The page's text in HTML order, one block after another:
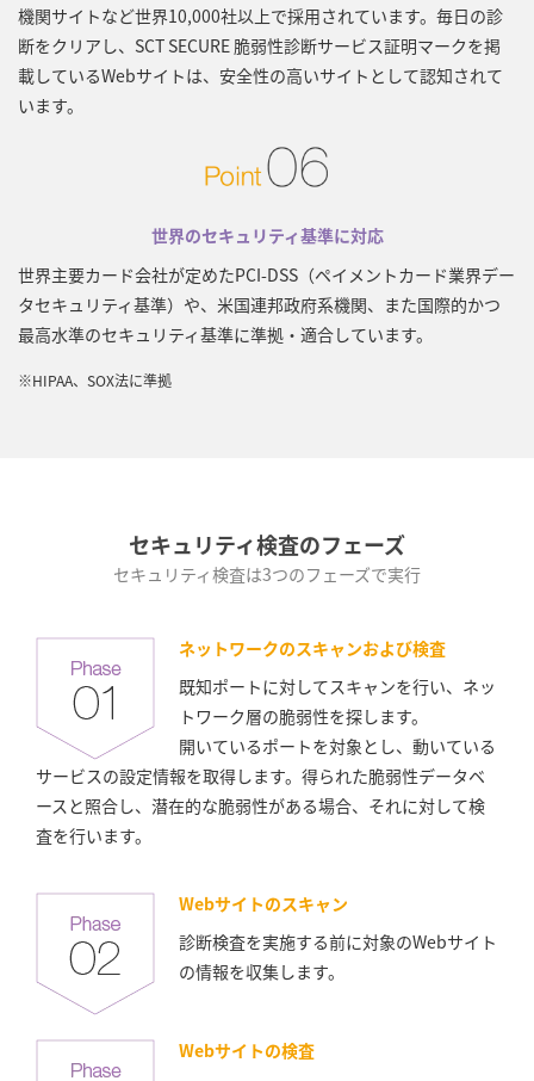
機関サイトなど世界10,000社以上で採用されています。毎日の診
断をクリアし、SCT SECURE 脆弱性診断サービス証明マークを掲
載しているWebサイトは、安全性の高いサイトとして認知されて
います。
世界のセキュリティ基準に対応
世界主要カード会社が定めたPCI-DSS（ペイメントカード業界デー
タセキュリティ基準）や、米国連邦政府系機関、また国際的かつ
最高水準のセキュリティ基準に準拠・適合しています。
※HIPAA、SOX法に準拠
セキュリティ検査のフェーズ
セキュリティ検査は3つのフェーズで実行
ネットワークのスキャンおよび検査
既知ポートに対してスキャンを行い、ネッ
トワーク層の脆弱性を探します。
開いているポートを対象とし、動いている
サービスの設定情報を取得します。得られた脆弱性データベ
ースと照合し、潜在的な脆弱性がある場合、それに対して検
査を行います。
Webサイトのスキャン
診断検査を実施する前に対象のWebサイト
の情報を収集します。
Webサイトの検査